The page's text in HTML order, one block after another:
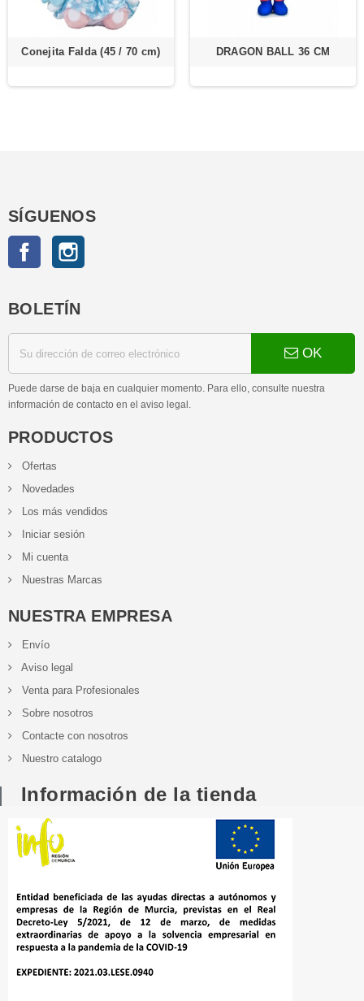
Conejita Falda (45 / 70 cm) DRAGON BALL 36 CM
SÍGUENOS
Facebook
BOLETÍN
OK
Puede darse de baja en cualquier momento. Para ello, consulte nuestra
información de contacto en el aviso legal.
PRODUCTOS
Ofertas
Novedades
Los más vendidos
Iniciar sesión
Mi cuenta
Nuestras Marcas
NUESTRA EMPRESA
Envío
Aviso legal
Venta para Profesionales
Sobre nosotros
Contacte con nosotros
Nuestro catalogo
Información de la tienda